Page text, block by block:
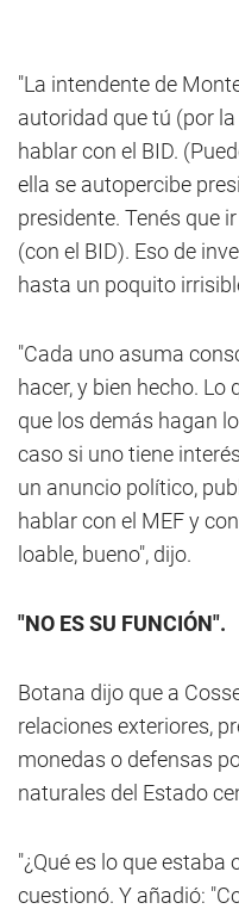
"La intendente de
autoridad que tú (por
hablar con el BID.
ella se autopercibe
presidente. Tenés que
(con el BID). Eso de
hasta un poquito
"Cada uno asuma
hacer, y bien hecho. Lo
que los demás hagan
caso si uno tiene
un anuncio político,
hablar con el MEF y
loable, bueno", dijo.
"NO ES SU FUNCIÓN".
Botana dijo que a
relaciones exteriores,
monedas o defensas
naturales del Estado
"¿Qué es lo que estaba
cuestionó. Y añadió: